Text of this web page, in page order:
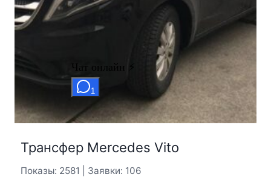
Трансфер Mercedes Vito
Показы: 2581 | Заявки: 106